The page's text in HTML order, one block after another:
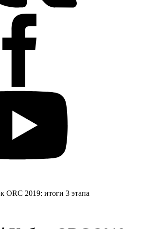
ORC 2019: итоги 3 этапа